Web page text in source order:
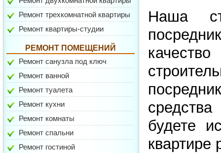
Ремонт трехкомнатной квартиры
Ремонт квартиры-студии
РЕМОНТ ПОМЕЩЕНИЙ
Ремонт санузла под ключ
Ремонт ванной
Ремонт туалета
Ремонт кухни
Ремонт комнаты
Ремонт спальни
Ремонт гостиной
ул. Медиков
ул. Белореченская
Наша
будете
квартире